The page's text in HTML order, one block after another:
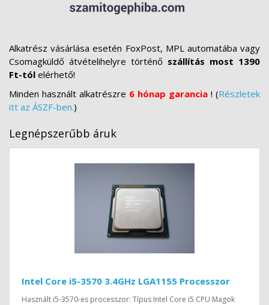
Alkatrész vásárlása esetén FoxPost, MPL automatába vagy
Csomagküldő átvételihelyre történő szállítás most 1390
Ft-tól elérhető!
Minden használt alkatrészre 6 hónap garancia ! (Részletek
itt az ÁSZF-ben.)
Legnépszerűbb áruk
Intel Core i5-3570 3.4GHz LGA1155 Processzor
Használt i5-3570-es processzor: Típus Intel Core i5 CPU Magok